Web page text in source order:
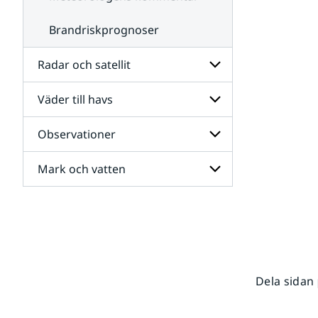
Brandriskprognoser
Radar och satellit
Undersidor
för
Radar
och
satellit
Väder till havs
Undersidor
för
Väder
till
havs
Observationer
Undersidor
för
Mark och vatten
Dela sidan